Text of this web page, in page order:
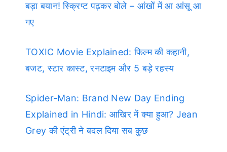
बड़ा बयान! स्क्रिप्ट पढ़कर बोले – आंखों में आ आंसू आ
गए
TOXIC Movie Explained: फिल्म की कहानी,
बजट, स्टार कास्ट, रनटाइम और 5 बड़े रहस्य
Spider-Man: Brand New Day Ending
Explained in Hindi: आखिर में क्या हुआ? Jean
Grey की एंट्री ने बदल दिया सब कुछ